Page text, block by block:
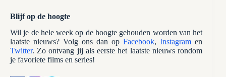
Blijf op de hoogte
Wil je de hele week op de hoogte gehouden worden van het
laatste nieuws? Volg ons dan opFacebook,Instagramen
Twitter. Zo ontvang jij als eerste het laatste nieuws rondom
je favoriete films en series!